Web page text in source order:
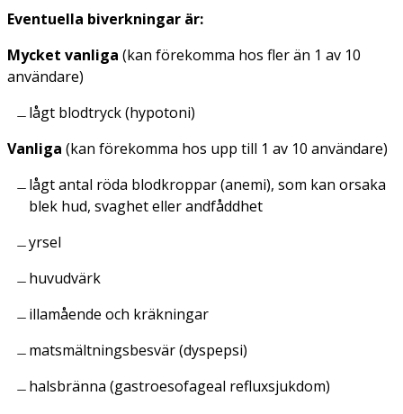
Eventuella biverkningar är:
Mycket vanliga (kan förekomma hos fler än 1 av 10
användare)
lågt blodtryck (hypotoni)
Vanliga (kan förekomma hos upp till 1 av 10 användare)
lågt antal röda blodkroppar (anemi), som kan orsaka
blek hud, svaghet eller andfåddhet
yrsel
huvudvärk
illamående och kräkningar
matsmältningsbesvär (dyspepsi)
halsbränna (gastroesofageal refluxsjukdom)